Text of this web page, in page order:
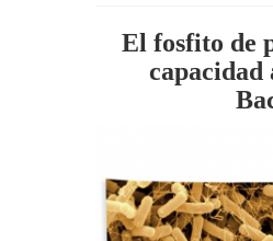
El fosfito de
capacidad